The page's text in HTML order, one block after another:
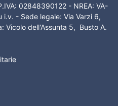
02848390122 - NREA: VA-
- Sede legale: Via Varzi 6,
Vicolo dell'Assunta 5, Busto A.